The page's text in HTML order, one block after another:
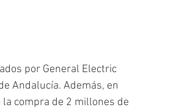
por General Electric
Andalucía. Además, en
compra de 2 millones de